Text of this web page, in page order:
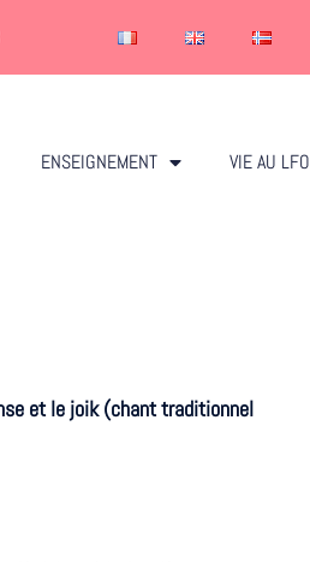
ENSEIGNEMENT VIE AU LFO
et le joik (chant traditionnel